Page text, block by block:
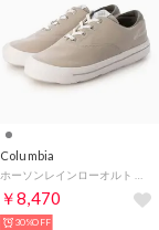
Columbia
ホーソンレインローオルト 006488 （グレー）
￥8,470
30%OFF